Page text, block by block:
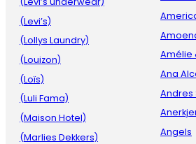
(Levi’s)
(Lollys Laundry)
(Louizon)
(Loïs)
(Luli Fama)
(Maison Hotel)
(Marlies Dekkers)
Amélie
Ana
Andres
Angels